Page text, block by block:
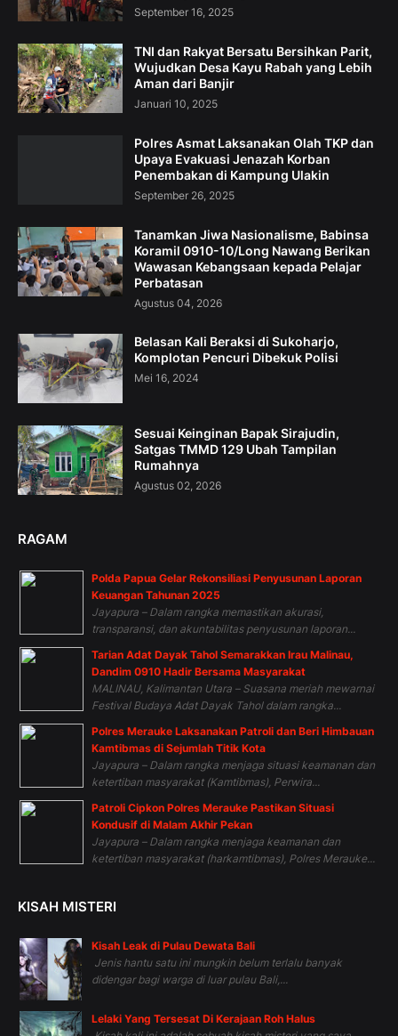
September 16, 2025
TNI dan Rakyat Bersatu Bersihkan Parit,
Wujudkan Desa Kayu Rabah yang Lebih
Aman dari Banjir
Januari 10, 2025
Polres Asmat Laksanakan Olah TKP dan
Upaya Evakuasi Jenazah Korban
Penembakan di Kampung Ulakin
September 26, 2025
Tanamkan Jiwa Nasionalisme, Babinsa
Koramil 0910-10/Long Nawang Berikan
Wawasan Kebangsaan kepada Pelajar
Perbatasan
Agustus 04, 2026
Belasan Kali Beraksi di Sukoharjo,
Komplotan Pencuri Dibekuk Polisi
Mei 16, 2024
Sesuai Keinginan Bapak Sirajudin,
Satgas TMMD 129 Ubah Tampilan
Rumahnya
Agustus 02, 2026
RAGAM
Polda Papua Gelar Rekonsiliasi Penyusunan Laporan
Keuangan Tahunan 2025
Jayapura – Dalam rangka memastikan akurasi,
transparansi, dan akuntabilitas penyusunan laporan...
Tarian Adat Dayak Tahol Semarakkan Irau Malinau,
Dandim 0910 Hadir Bersama Masyarakat
MALINAU, Kalimantan Utara – Suasana meriah mewarnai
Festival Budaya Adat Dayak Tahol dalam rangka...
Polres Merauke Laksanakan Patroli dan Beri Himbauan
Kamtibmas di Sejumlah Titik Kota
Jayapura – Dalam rangka menjaga situasi keamanan dan
ketertiban masyarakat (Kamtibmas), Perwira...
Patroli Cipkon Polres Merauke Pastikan Situasi
Kondusif di Malam Akhir Pekan
Jayapura – Dalam rangka menjaga keamanan dan
ketertiban masyarakat (harkamtibmas), Polres Merauke...
KISAH MISTERI
Kisah Leak di Pulau Dewata Bali
Jenis hantu satu ini mungkin belum terlalu banyak
didengar bagi warga di luar pulau Bali,...
Lelaki Yang Tersesat Di Kerajaan Roh Halus